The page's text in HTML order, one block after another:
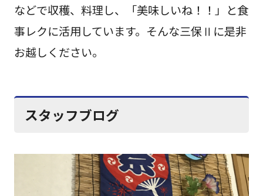
などで収穫、料理し、「美味しいね！！」と食
事レクに活用しています。そんな三保Ⅱに是非
お越しください。
スタッフブログ